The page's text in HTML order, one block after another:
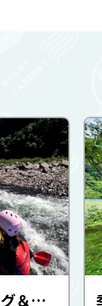
四万十川ラフティング＆サップ体験（NATURAL GROOVE）